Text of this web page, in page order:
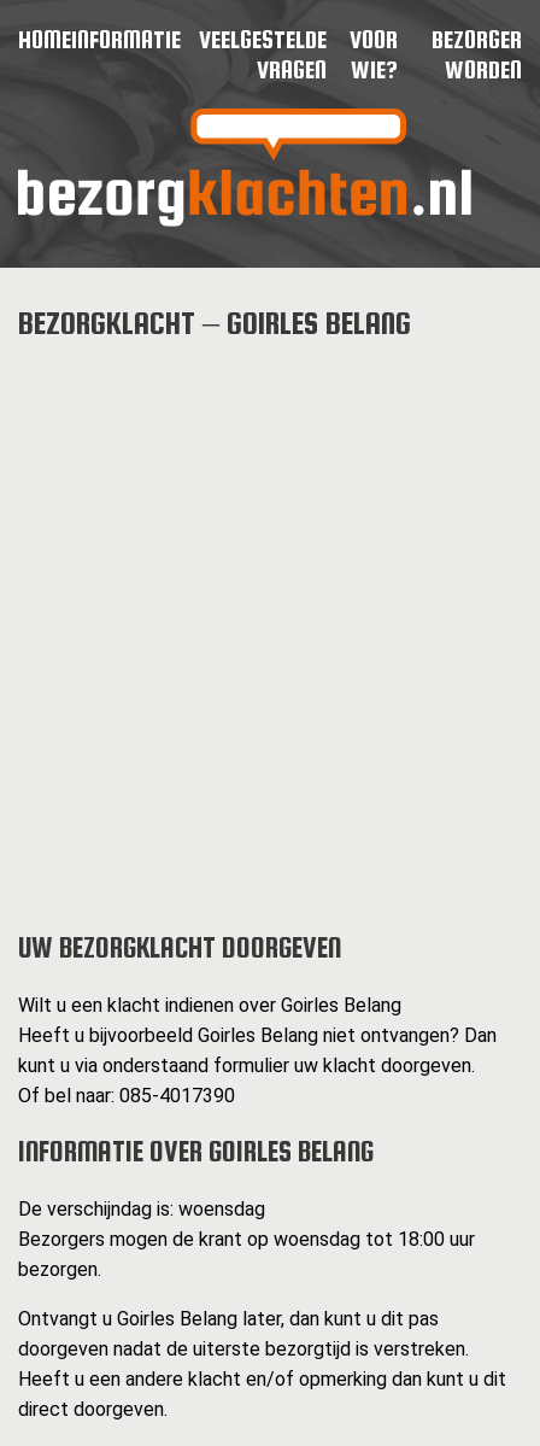
HOMEINFORMATIE
VEELGESTELDE
VRAGEN
VOOR
WIE?
BEZORGER
WORDEN
BEZORGKLACHT – GOIRLES BELANG
UW BEZORGKLACHT DOORGEVEN
Wilt u een klacht indienen over Goirles Belang
Heeft u bijvoorbeeld Goirles Belang niet ontvangen? Dan
kunt u via onderstaand formulier uw klacht doorgeven.
Of bel naar: 085-4017390
INFORMATIE OVER GOIRLES BELANG
De verschijndag is: woensdag
Bezorgers mogen de krant op woensdag tot 18:00 uur
bezorgen.
Ontvangt u Goirles Belang later, dan kunt u dit pas
doorgeven nadat de uiterste bezorgtijd is verstreken.
Heeft u een andere klacht en/of opmerking dan kunt u dit
direct doorgeven.